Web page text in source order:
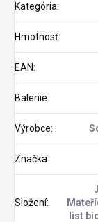
Kategória:
Hmotnosť:
EAN:
Balenie:
Výrobce:
Značka:
Složení:
list